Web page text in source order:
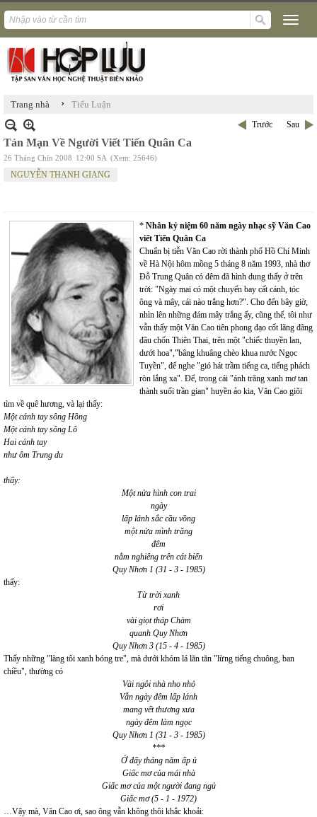
Trang nhà › Tiểu Luận
Trước Sau
Tản Mạn Về Người Viết Tiến Quân Ca
26 Tháng Chín 2008 12:00 SA (Xem: 25646)
NGUYỄN THANH GIANG
* Nhân kỷ niệm 60 năm ngày nhạc sỹ Văn Cao
viết Tiến Quân Ca
Chuẩn bị tiễn Văn Cao rời thành phố Hồ Chí Minh
về Hà Nội hôm mồng 5 tháng 8 năm 1993, nhà thơ
Đỗ Trung Quân có đêm đã hình dung thấy ở trên
trời: "Ngày mai có một chuyến bay cất cánh, tóc
ông và mây, cái nào trắng hơn?". Cho đến bây giờ,
nhìn lên những đám mây trắng ấy, cũng thế, tôi như
vẫn thấy một Văn Cao tiên phong đạo cốt lãng đãng
đâu chốn Thiên Thai, trên một "chiếc thuyền lan,
dưới hoa","bâng khuâng chèo khua nước Ngọc
Tuyền", để nghe "gió hát trầm tiếng ca, tiếng phách
ròn lắng xa". Để, trong cái "ánh trăng xanh mơ tan
thành suối trần gian" huyền ảo kia, Văn Cao giõi
tìm về quê hương, và lại thấy:
Một cánh tay sông Hồng
Một cánh tay sông Lô
Hai cánh tay
như ôm Trung du
thấy:
Một nửa hình con trai
ngày
lấp lánh sắc cầu vồng
một nửa mình trăng
đêm
nằm nghiêng trên cát biển
Quy Nhơn 1 (31 - 3 - 1985)
thấy:
Từ trời xanh
rơi
vài giọt tháp Chàm
quanh Quy Nhơn
Quy Nhơn 3 (15 - 4 - 1985)
Thấy những "làng tôi xanh bóng tre", mà dưới khóm lá lăn tăn "lừng tiếng chuông, ban
chiều", thường có
Vài ngôi nhà nho nhỏ
Vẫn ngày đêm lấp lánh
mang vết thương xưa
ngày đêm làm ngọc
Quy Nhơn 1 (31 - 3 - 1985)
***
Ở đấy tháng năm ấp ủ
Giấc mơ của mái nhà
Giấc mơ của một người đang ngủ
Giấc mơ (5 - 1 - 1972)
…Vậy mà, Văn Cao ơi, sao ông vẫn không thôi khắc khoải: